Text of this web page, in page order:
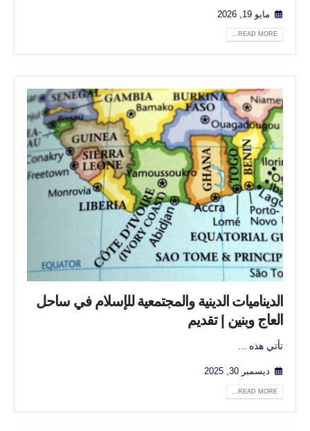
مايو 19, 2026
READ MORE...
الديناميات الدينية والمجتمعية للإسلام في ساحل
العاج وبنين | تقديم
تأتي هذه ...
ديسمبر 30, 2025
READ MORE...